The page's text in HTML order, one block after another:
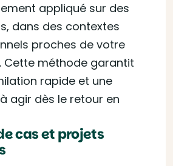
appliqué sur des
dans des contextes
proches de votre
Cette méthode garantit
rapide et une
agir dès le retour en
cas et projets